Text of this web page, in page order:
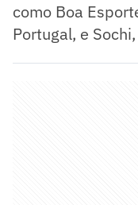
como Boa
Portugal, e